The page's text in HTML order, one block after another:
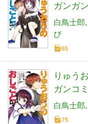
ガンガ
白鳥士郎
び
65
りゅう
ガンコ
白鳥士郎
75